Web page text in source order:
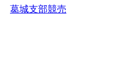
葛城支部競売